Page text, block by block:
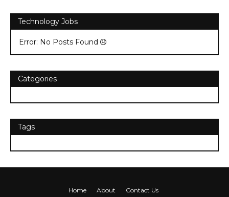
Technology Jobs
Error: No Posts Found
Categories
Tags
Home About Contact Us